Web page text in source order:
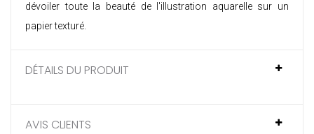
dévoiler toute la beauté de l'illustration aquarelle sur un
papier texturé.
DÉTAILS DU PRODUIT
AVIS CLIENTS